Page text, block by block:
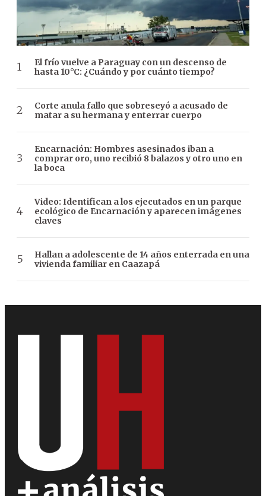
El frío vuelve a Paraguay con un descenso de
hasta 10°C: ¿Cuándo y por cuánto tiempo?
Corte anula fallo que sobreseyó a acusado de
matar a su hermana y enterrar cuerpo
Encarnación: Hombres asesinados iban a
comprar oro, uno recibió 8 balazos y otro uno en
la boca
Video: Identifican a los ejecutados en un parque
ecológico de Encarnación y aparecen imágenes
claves
Hallan a adolescente de 14 años enterrada en una
vivienda familiar en Caazapá